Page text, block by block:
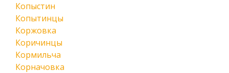
Копыстин
Копытинцы
Коржовка
Коричинцы
Кормильча
Корначовка